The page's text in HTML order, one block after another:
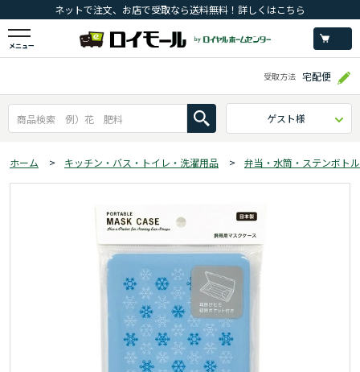
ネットで注文、お店で受取なら送料無料！詳しくはこちら
メニュー
受取方法 宅配便
ゲスト様
ホーム > キッチン・バス・トイレ・洗濯用品 > 弁当・水筒・ステンボトル